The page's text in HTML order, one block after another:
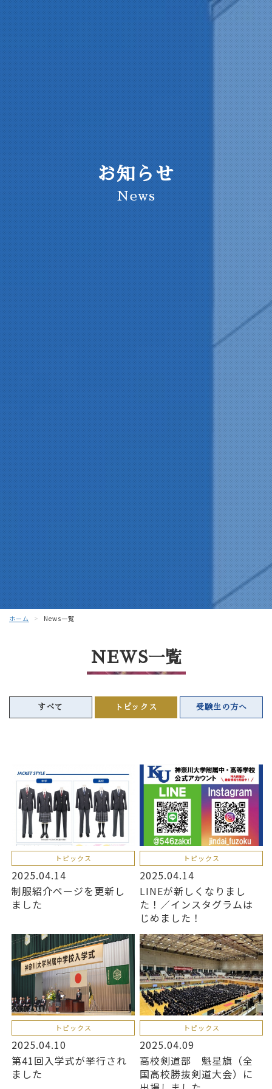
お知らせ
News
ホーム News一覧
NEWS一覧
すべて トピックス 受験生の方へ
トピックス
2025.04.14
制服紹介ページを更新し
ました
トピックス
2025.04.14
LINEが新しくなりまし
た！／インスタグラムは
じめました！
トピックス
2025.04.10
第41回入学式が挙行され
ました
トピックス
2025.04.09
高校剣道部 魁星旗（全
国高校勝抜剣道大会）に